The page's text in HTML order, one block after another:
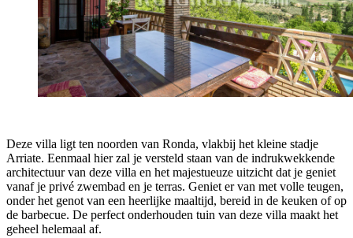
Deze villa ligt ten noorden van Ronda, vlakbij het kleine stadje
Arriate. Eenmaal hier zal je versteld staan van de indrukwekkende
architectuur van deze villa en het majestueuze uitzicht dat je geniet
vanaf je privé zwembad en je terras. Geniet er van met volle teugen,
onder het genot van een heerlijke maaltijd, bereid in de keuken of op
de barbecue. De perfect onderhouden tuin van deze villa maakt het
geheel helemaal af.